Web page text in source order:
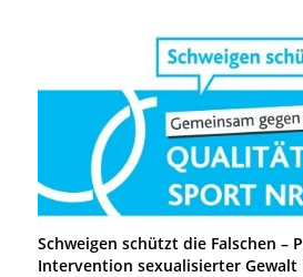
Schweigen schützt die Falschen –
Intervention sexualisierter Gewalt